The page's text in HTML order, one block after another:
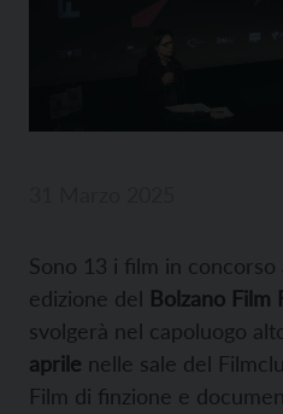
Sono 13 i film in concorso
edizione del Bolzano Film
svolgerà nel capoluogo
aprile nelle sale del
Film di finzione e